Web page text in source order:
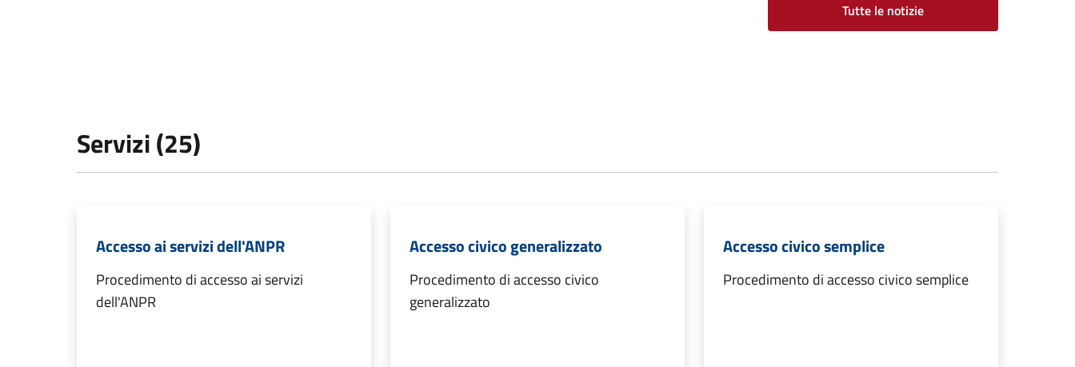
Tutte le notizie
Servizi (25)
Accesso ai servizi dell'ANPR
Procedimento di accesso ai servizi
dell'ANPR
Accesso civico generalizzato
Procedimento di accesso civico
generalizzato
Accesso civico semplice
Procedimento di accesso civico semplice